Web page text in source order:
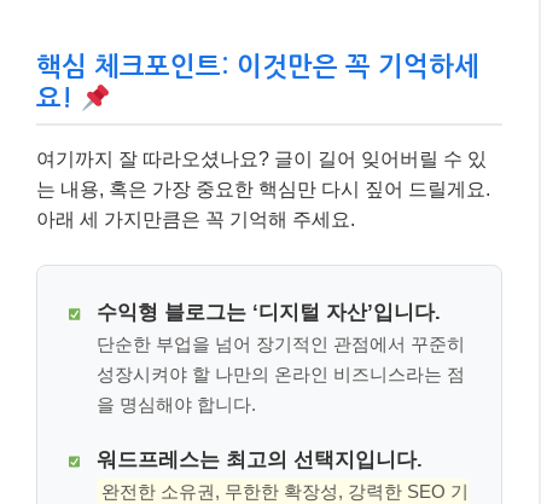
핵심 체크포인트: 이것만은 꼭 기억하세
요!
여기까지 잘 따라오셨나요? 글이 길어 잊어버릴 수 있
는 내용, 혹은 가장 중요한 핵심만 다시 짚어 드릴게요.
아래 세 가지만큼은 꼭 기억해 주세요.
수익형 블로그는 ‘디지털 자산’입니다.
단순한 부업을 넘어 장기적인 관점에서 꾸준히
성장시켜야 할 나만의 온라인 비즈니스라는 점
을 명심해야 합니다.
워드프레스는 최고의 선택지입니다.
완전한 소유권, 무한한 확장성, 강력한 SEO 기